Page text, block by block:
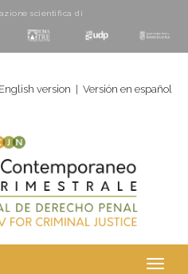
scientifica di
English version
Versión en español